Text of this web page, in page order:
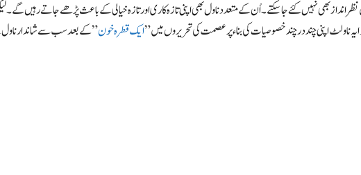
انداز بھی نہیں کئے جاسکتے۔ اُن کے متعدد ناول بھی اپنی تازہ کاری اور تازہ خیالی کے باعث پڑھے جاتے رہیں
یہ ناولٹ اپنی چند در چند خصوصیات کی بناء پر عصمت کی تحریروں میں ”ایک قطرہ خون” کے بعد سب سے شاندار